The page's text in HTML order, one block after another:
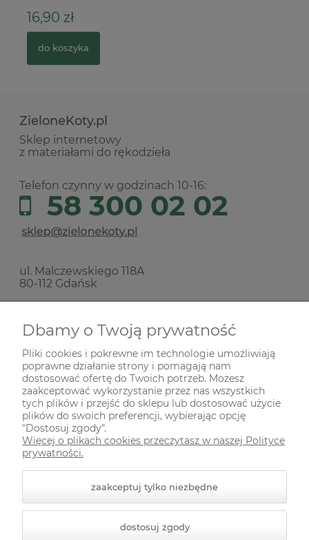
16,90 zł
do koszyka
ZieloneKoty.pl
Sklep internetowy
z materiałami do rękodzieła
Telefon czynny w godzinach 10-16:
58 300 02 02
ul. Malczewskiego 118A
80-112 Gdańsk
SKŁADANIE ZAMÓWIEŃ
INFORMACJE
ODWIEDŹ NAS NA
Dbamy o Twoją prywatność
Pliki cookies i pokrewne im technologie umożliwiają
poprawne działanie strony i pomagają nam
dostosować ofertę do Twoich potrzeb. Możesz
zaakceptować wykorzystanie przez nas wszystkich
tych plików i przejść do sklepu lub dostosować użycie
plików do swoich preferencji, wybierając opcję
"Dostosuj zgody".
Więcej o plikach cookies przeczytasz w naszej Polityce
prywatności.
zaakceptuj tylko niezbędne
dostosuj zgody